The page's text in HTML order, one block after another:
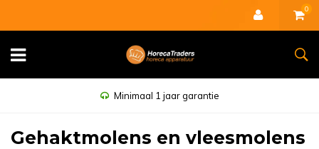
0
Minimaal 1 jaar garantie
Gehaktmolens en vleesmolens